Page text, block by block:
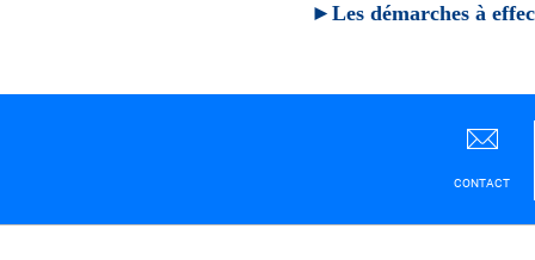
►Les démarches à
CONTACT